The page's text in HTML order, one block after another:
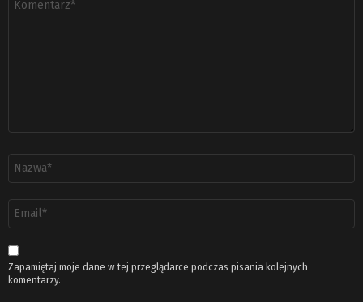
email
*
Zapamiętaj moje dane w tej przeglądarce podczas pisania kolejnych
komentarzy.